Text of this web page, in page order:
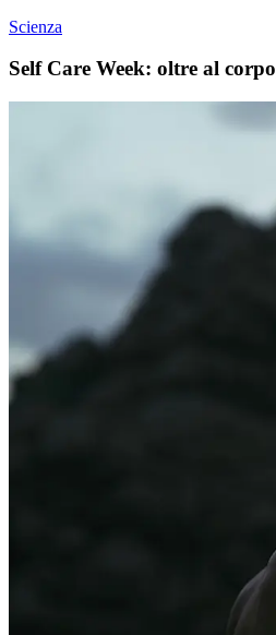
Scienza
Self Care Week: oltre al